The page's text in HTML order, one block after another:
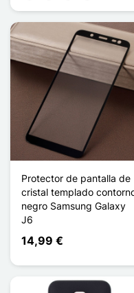
Protector de pantalla de
cristal templado
negro Samsung Galaxy
J6
14,99 €